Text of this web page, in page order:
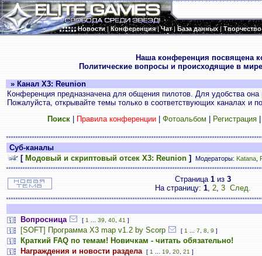
Новости|Конференция|Чат|База данных|Творчество
Наша конференция посвящена
Политические вопросы и происходящие в
» Канал X3: Reunion
Конференция предназначена для общения пилотов. Для удобства
Пожалуйста, открывайте темы только в соответствующих каналах и
Поиск| Правила конференции| Фотоальбом Регистрация
Суб-каналы
[ Модовый и скриптовый отсек X3: Reunion ] Модераторы: Katana
Страница 1 из 3
На страницу: 1, 2, 3 След.
Вопросница [ 1 39 40 41 ]
[SOFT] Программа X3 map v1.2 by Scorp [ 1 7 8 9 ]
Краткий FAQ по темам! Новичкам - читать обязательно!
Награждения и новости раздела
[ 1 19 20 21 ]